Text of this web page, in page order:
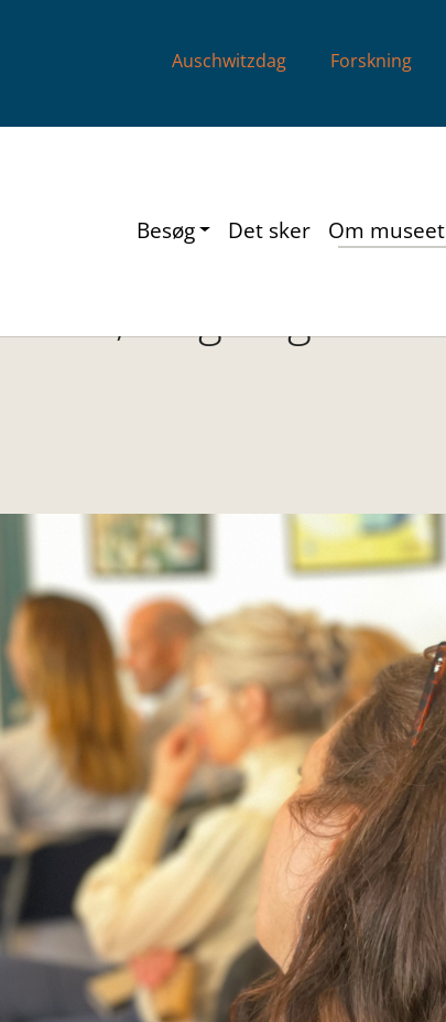
Forskning
Auschwitzdag
Besøg Det sker Om museet